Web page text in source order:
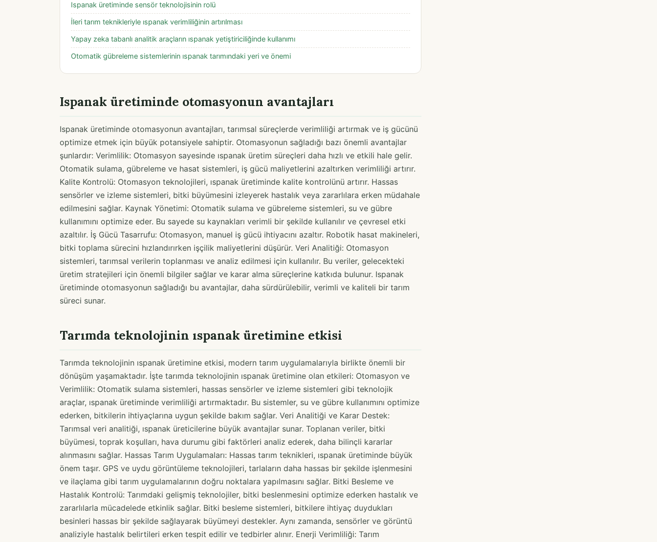
Ispanak üretiminde sensör teknolojisinin rolü
İleri tarım teknikleriyle ıspanak verimliliğinin artırılması
Yapay zeka tabanlı analitik araçların ıspanak yetiştiriciliğinde kullanımı
Otomatik gübreleme sistemlerinin ıspanak tarımındaki yeri ve önemi
Ispanak üretiminde otomasyonun avantajları
Ispanak üretiminde otomasyonun avantajları, tarımsal süreçlerde verimliliği artırmak ve iş gücünü
optimize etmek için büyük potansiyele sahiptir. Otomasyonun sağladığı bazı önemli avantajlar
şunlardır: Verimlilik: Otomasyon sayesinde ıspanak üretim süreçleri daha hızlı ve etkili hale gelir.
Otomatik sulama, gübreleme ve hasat sistemleri, iş gücü maliyetlerini azaltırken verimliliği artırır.
Kalite Kontrolü: Otomasyon teknolojileri, ıspanak üretiminde kalite kontrolünü artırır. Hassas
sensörler ve izleme sistemleri, bitki büyümesini izleyerek hastalık veya zararlılara erken müdahale
edilmesini sağlar. Kaynak Yönetimi: Otomatik sulama ve gübreleme sistemleri, su ve gübre
kullanımını optimize eder. Bu sayede su kaynakları verimli bir şekilde kullanılır ve çevresel etki
azaltılır. İş Gücü Tasarrufu: Otomasyon, manuel iş gücü ihtiyacını azaltır. Robotik hasat makineleri,
bitki toplama sürecini hızlandırırken işçilik maliyetlerini düşürür. Veri Analitiği: Otomasyon
sistemleri, tarımsal verilerin toplanması ve analiz edilmesi için kullanılır. Bu veriler, gelecekteki
üretim stratejileri için önemli bilgiler sağlar ve karar alma süreçlerine katkıda bulunur. Ispanak
üretiminde otomasyonun sağladığı bu avantajlar, daha sürdürülebilir, verimli ve kaliteli bir tarım
süreci sunar.
Tarımda teknolojinin ıspanak üretimine etkisi
Tarımda teknolojinin ıspanak üretimine etkisi, modern tarım uygulamalarıyla birlikte önemli bir
dönüşüm yaşamaktadır. İşte tarımda teknolojinin ıspanak üretimine olan etkileri: Otomasyon ve
Verimlilik: Otomatik sulama sistemleri, hassas sensörler ve izleme sistemleri gibi teknolojik
araçlar, ıspanak üretiminde verimliliği artırmaktadır. Bu sistemler, su ve gübre kullanımını optimize
ederken, bitkilerin ihtiyaçlarına uygun şekilde bakım sağlar. Veri Analitiği ve Karar Destek:
Tarımsal veri analitiği, ıspanak üreticilerine büyük avantajlar sunar. Toplanan veriler, bitki
büyümesi, toprak koşulları, hava durumu gibi faktörleri analiz ederek, daha bilinçli kararlar
alınmasını sağlar. Hassas Tarım Uygulamaları: Hassas tarım teknikleri, ıspanak üretiminde büyük
önem taşır. GPS ve uydu görüntüleme teknolojileri, tarlaların daha hassas bir şekilde işlenmesini
ve ilaçlama gibi tarım uygulamalarının doğru noktalara yapılmasını sağlar. Bitki Besleme ve
Hastalık Kontrolü: Tarımdaki gelişmiş teknolojiler, bitki beslenmesini optimize ederken hastalık ve
zararlılarla mücadelede etkinlik sağlar. Bitki besleme sistemleri, bitkilere ihtiyaç duydukları
besinleri hassas bir şekilde sağlayarak büyümeyi destekler. Aynı zamanda, sensörler ve görüntü
analiziyle hastalık belirtileri erken tespit edilir ve tedbirler alınır. Enerji Verimliliği: Tarım